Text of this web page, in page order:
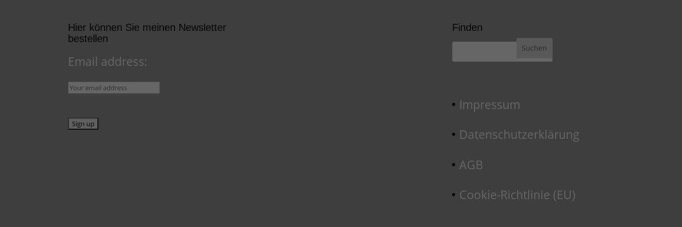
Hier können Sie meinen Newsletter
bestellen
Email address:
Finden
Impressum
Datenschutzerklärung
AGB
Cookie-Richtlinie (EU)